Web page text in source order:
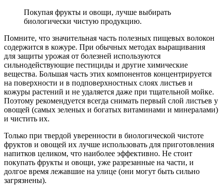
Покупая фрукты и овощи, лучше выбирать
биологически чистую продукцию.
Помните, что значительная часть полезных пищевых волокон
содержится в кожуре. При обычных методах выращивания
для защиты урожая от болезней используются
сильнодействующие пестициды и другие химические
вещества. Большая часть этих компонентов концентрируется
на поверхности и в подповерхностных слоях листьев и
кожуры растений и не удаляется даже при тщательной мойке.
Поэтому рекомендуется всегда снимать первый слой листьев у
овощей (самых зеленых и богатых витаминами и минералами)
и чистить их.
Только при твердой уверенности в биологической чистоте
фруктов и овощей их лучше использовать для приготовления
напитков целиком, что наиболее эффективно. Не стоит
покупать фрукты и овощи, уже разрезанные на части, и
долгое время лежавшие на улице (они могут быть сильно
загрязнены).